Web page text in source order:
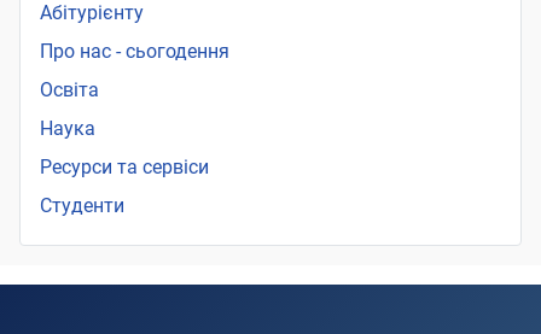
Абітурієнту
Про нас - сьогодення
Освіта
Наука
Ресурси та сервіси
Студенти